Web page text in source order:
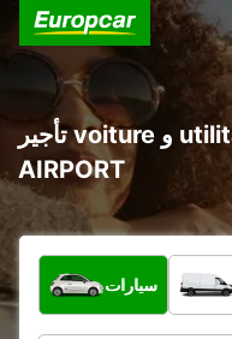
تأجير voiture و utilitaire في PARABURDOO
AIRPORT
ما نوع المركبة؟
سيارات